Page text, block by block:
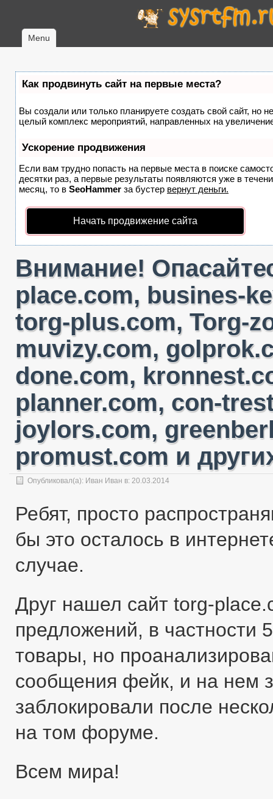
Menu
Как продвинуть сайт на первые места?
Вы создали или только планируете создать свой сайт, но
целый комплекс мероприятий, направленных на
Ускорение продвижения
Если вам трудно попасть на первые места в поиске
десятки раз, а первые результаты появляются уже в
месяц, то в SeoHammer за бустер вернут деньги.
Начать продвижение сайта
Внимание!
place.com, busines-
torg-plus.com, Torg-
muvizy.com,
done.com,
planner.com, con-
joylors.com,
promust.com и
Опубликовал(а): Иван Иван в: 20.03.2014
Ребят, просто
бы это осталось в
случае.
Друг нашел сайт torg-
предложений, в частности
товары, но
сообщения фейк, и на нем
заблокировали после
на том форуме.
Всем мира!